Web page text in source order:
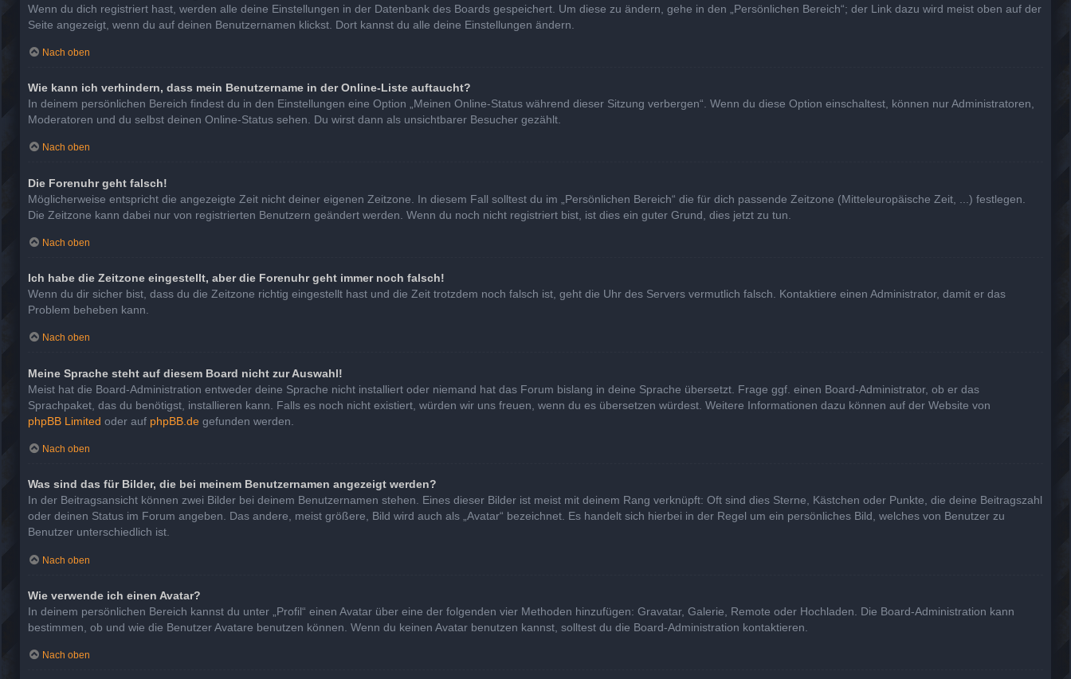
Wenn du dich registriert hast, werden alle deine Einstellungen in der Datenbank des Boards gespeichert. Um diese zu ändern, gehe in den „Persönlichen Bereich“; der Link dazu wird meist oben auf der
Seite angezeigt, wenn du auf deinen Benutzernamen klickst. Dort kannst du alle deine Einstellungen ändern.
Nach oben
Wie kann ich verhindern, dass mein Benutzername in der Online-Liste auftaucht?
In deinem persönlichen Bereich findest du in den Einstellungen eine Option „Meinen Online-Status während dieser Sitzung verbergen“. Wenn du diese Option einschaltest, können nur Administratoren,
Moderatoren und du selbst deinen Online-Status sehen. Du wirst dann als unsichtbarer Besucher gezählt.
Nach oben
Die Forenuhr geht falsch!
Möglicherweise entspricht die angezeigte Zeit nicht deiner eigenen Zeitzone. In diesem Fall solltest du im „Persönlichen Bereich“ die für dich passende Zeitzone (Mitteleuropäische Zeit, ...) festlegen.
Die Zeitzone kann dabei nur von registrierten Benutzern geändert werden. Wenn du noch nicht registriert bist, ist dies ein guter Grund, dies jetzt zu tun.
Nach oben
Ich habe die Zeitzone eingestellt, aber die Forenuhr geht immer noch falsch!
Wenn du dir sicher bist, dass du die Zeitzone richtig eingestellt hast und die Zeit trotzdem noch falsch ist, geht die Uhr des Servers vermutlich falsch. Kontaktiere einen Administrator, damit er das
Problem beheben kann.
Nach oben
Meine Sprache steht auf diesem Board nicht zur Auswahl!
Meist hat die Board-Administration entweder deine Sprache nicht installiert oder niemand hat das Forum bislang in deine Sprache übersetzt. Frage ggf. einen Board-Administrator, ob er das
Sprachpaket, das du benötigst, installieren kann. Falls es noch nicht existiert, würden wir uns freuen, wenn du es übersetzen würdest. Weitere Informationen dazu können auf der Website von
phpBB Limited oder auf phpBB.de gefunden werden.
Nach oben
Was sind das für Bilder, die bei meinem Benutzernamen angezeigt werden?
In der Beitragsansicht können zwei Bilder bei deinem Benutzernamen stehen. Eines dieser Bilder ist meist mit deinem Rang verknüpft: Oft sind dies Sterne, Kästchen oder Punkte, die deine Beitragszahl
oder deinen Status im Forum angeben. Das andere, meist größere, Bild wird auch als „Avatar“ bezeichnet. Es handelt sich hierbei in der Regel um ein persönliches Bild, welches von Benutzer zu
Benutzer unterschiedlich ist.
Nach oben
Wie verwende ich einen Avatar?
In deinem persönlichen Bereich kannst du unter „Profil“ einen Avatar über eine der folgenden vier Methoden hinzufügen: Gravatar, Galerie, Remote oder Hochladen. Die Board-Administration kann
bestimmen, ob und wie die Benutzer Avatare benutzen können. Wenn du keinen Avatar benutzen kannst, solltest du die Board-Administration kontaktieren.
Nach oben